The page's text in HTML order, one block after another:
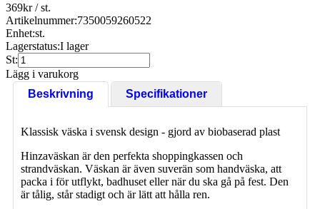
369kr/ st.
Artikelnummer:7350059260522
Enhet:st.
Lagerstatus:I lager
St:
Lägg i varukorg
Beskrivning
Specifikationer
Klassisk väska i svensk design - gjord av biobaserad plast
Hinzaväskan är den perfekta shoppingkassen och
strandväskan. Väskan är även suverän som handväska, att
packa i för utflykt, badhuset eller när du ska gå på fest. Den
är tålig, står stadigt och är lätt att hålla ren.